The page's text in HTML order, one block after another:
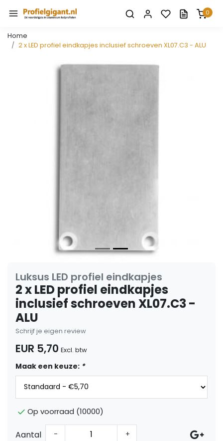
0
Home
2 x LED profiel eindkapjes inclusief schroeven XL07.C3 - ALU
Luksus LED profiel eindkapjes
2 x LED profiel eindkapjes
inclusief schroeven XL07.C3 -
ALU
Schrijf je eigen review
EUR 5,70 Excl. btw
Maak een keuze: *
Op voorraad (10000)
Aantal - +